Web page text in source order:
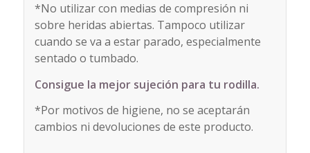
*No utilizar con medias de compresión ni
sobre heridas abiertas. Tampoco utilizar
cuando se va a estar parado, especialmente
sentado o tumbado.
Consigue la mejor sujeción para tu rodilla.
*Por motivos de higiene, no se aceptarán
cambios ni devoluciones de este producto.